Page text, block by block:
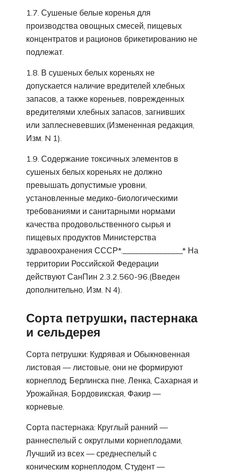
1.7. Сушеные белые коренья для
производства овощных смесей, пищевых
концентратов и рационов брикетированию не
подлежат.
1.8. В сушеных белых кореньях не
допускается наличие вредителей хлебных
запасов, а также кореньев, поврежденных
вредителями хлебных запасов, загнивших
или заплесневевших.(Измененная редакция,
Изм. N 1).
1.9. Содержание токсичных элементов в
сушеных белых кореньях не должно
превышать допустимые уровни,
установленные медико-биологическими
требованиями и санитарными нормами
качества продовольственного сырья и
пищевых продуктов Министерства
здравоохранения СССР*._______________* На
территории Российской Федерации
действуют СанПин 2.3.2.560-96.(Введен
дополнительно, Изм. N 4).
Сорта петрушки, пастернака
и сельдерея
Сорта петрушки: Кудрявая и Обыкновенная
листовая — листовые, они не формируют
корнеплод; Берлинска пне, Ленка, Сахарная и
Урожайная, Бордовикская, Факир —
корневые.
Сорта пастернака: Круглый ранний —
раннеспелый с округлыми корнеплодами,
Лучший из всех — среднеспелый с
коническим корнеплодом, Студент —